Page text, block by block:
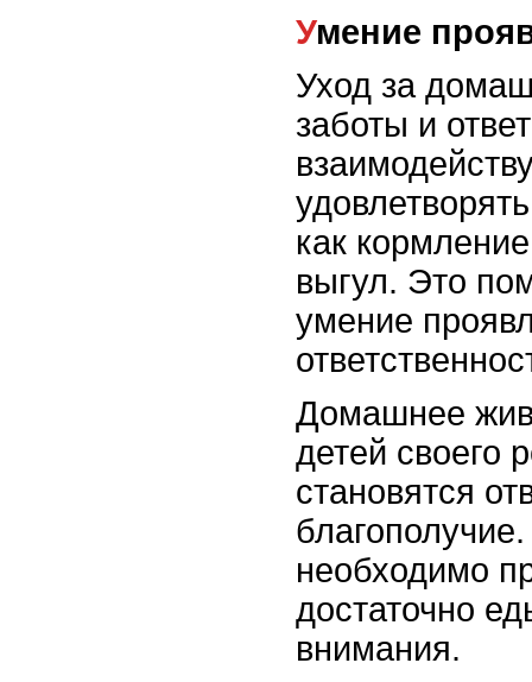
Умение
Уход за
заботы и
как
выгул. Это
умение
Домашнее
детей своего
становятся
необходимо
достаточно
внимания.